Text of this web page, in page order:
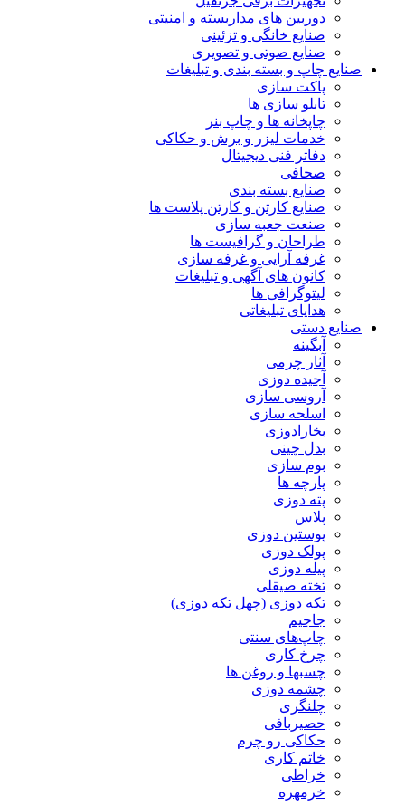
دوربین های مداربسته و امنیتی
صنایع خانگی و تزئینی
صنایع صوتی و تصویری
صنایع چاپ و بسته بندی و تبلیغات
پاکت سازی
تابلو سازی ها
چاپخانه ها و چاپ بنر
خدمات لیزر و برش و حکاکی
دفاتر فنی دیجیتال
صحافی
صنایع بسته بندی
صنایع کارتن و کارتن پلاست ها
صنعت جعبه سازی
طراحان و گرافیست ها
غرفه آرایی و غرفه سازی
کانون های آگهی و تبلیغات
لیتوگرافی ها
هدایای تبلیغاتی
صنایع دستی
آبگینه
آثار چرمی
آجیده دوزی
آروسی سازی
اسلحه سازی
بخارادوزی
بدل چینی
بوم سازی
پارچه ها
پته دوزی
پلاس
پوستین دوزی
پولک دوزی
پیله دوزی
تخته صیقلی
تکه دوزی (چهل تکه دوزی)
جاجیم
چاپ‌های سنتی
چرخ کاری
چسبها و روغن ها
چشمه دوزی
چلنگری
حصیربافی
حکاکی رو چرم
خاتم کاری
خراطی
خرمهره